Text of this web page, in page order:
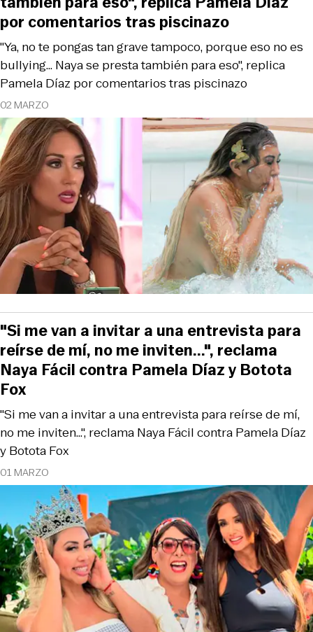
02 MARZO
"Ya, no te pongas tan grave tampoco, porque eso no es
bullying... Naya se presta también para eso", replica
Pamela Díaz por comentarios tras piscinazo
por comentarios tras piscinazo
01 MARZO
"Si me van a invitar a una entrevista para reírse de mí,
no me inviten...", reclama Naya Fácil contra Pamela Díaz
y Botota Fox
"Si me van a invitar a una entrevista para
reírse de mí, no me inviten...", reclama
Naya Fácil contra Pamela Díaz y Botota
Fox